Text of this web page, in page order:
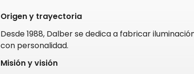
Origen y trayectoria
Desde 1988, Dalber se dedica a fabricar
con personalidad.
Misión y visión